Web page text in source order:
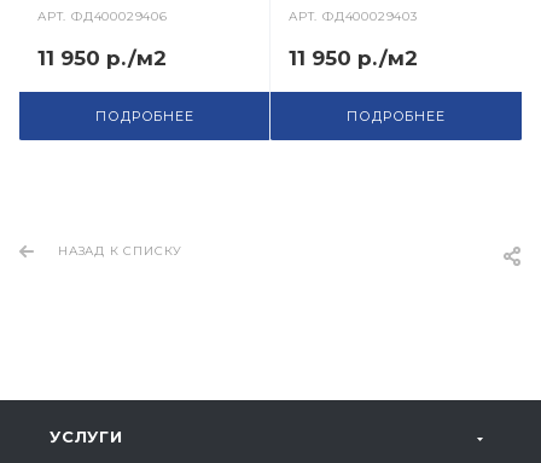
АРТ.ФД400029406
11 950 р./м2
ПОДРОБНЕЕ
АРТ.ФД400029403
11 950 р./м2
ПОДРОБНЕЕ
НАЗАД К СПИСКУ
УСЛУГИ